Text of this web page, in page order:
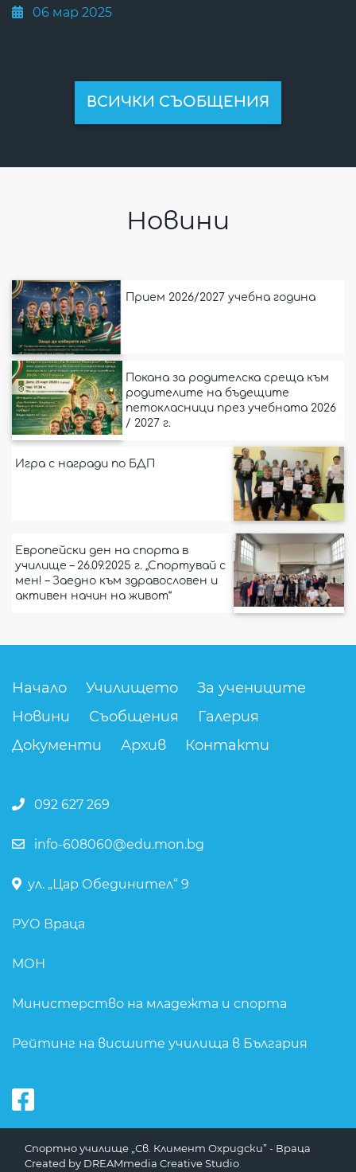
06 мар 2025
ВСИЧКИ СЪОБЩЕНИЯ
Новини
Прием 2026/2027 учебна година
Покана за родителска среща към
родителите на бъдещите
петокласници през учебната 2026
/ 2027 г.
Игра с награди по БДП
Европейски ден на спорта в
училище – 26.09.2025 г. „Спортувай с
мен! – Заедно към здравословен и
активен начин на живот“
Начало Училището
За учениците
Новини
Съобщения
Галерия
Документи
Архив Контакти
092 627 269
info-608060@edu.mon.bg
ул. „Цар Обединител“ 9
РУО Враца
МОН
Министерство на младежта и спорта
Рейтинг на висшите училища в България
Спортно училище „Св. Климент Охридски” - Враца
Created by DREAMmedia Creative Studio